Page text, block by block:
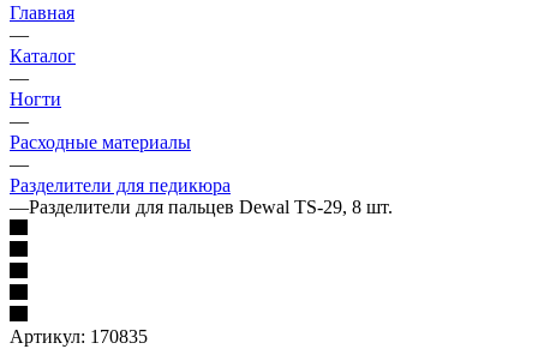
Главная
—
Каталог
—
Ногти
—
Расходные материалы
—
Разделители для педикюра
—Разделители для пальцев Dewal TS-29, 8 шт.
Артикул: 170835